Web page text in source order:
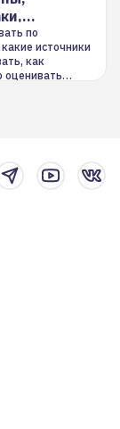
по
источники
как
оценивать